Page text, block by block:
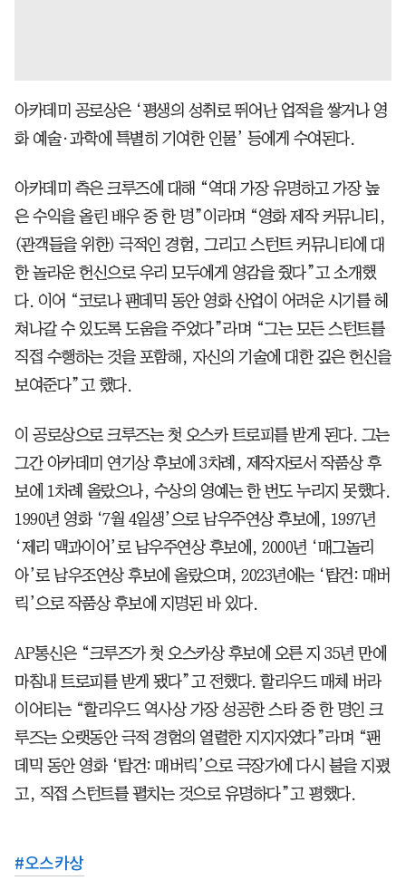
아카데미 공로상은 ‘평생의 성취로 뛰어난 업적을 쌓거나 영
화 예술·과학에 특별히 기여한 인물’ 등에게 수여된다.
아카데미 측은 크루즈에 대해 “역대 가장 유명하고 가장 높
은 수익을 올린 배우 중 한 명”이라며 “영화 제작 커뮤니티,
(관객들을 위한) 극적인 경험, 그리고 스턴트 커뮤니티에 대
한 놀라운 헌신으로 우리 모두에게 영감을 줬다”고 소개했
다. 이어 “코로나 팬데믹 동안 영화 산업이 어려운 시기를 헤
쳐나갈 수 있도록 도움을 주었다”라며 “그는 모든 스턴트를
직접 수행하는 것을 포함해, 자신의 기술에 대한 깊은 헌신을
보여준다”고 했다.
이 공로상으로 크루즈는 첫 오스카 트로피를 받게 된다. 그는
그간 아카데미 연기상 후보에 3차례, 제작자로서 작품상 후
보에 1차례 올랐으나, 수상의 영예는 한 번도 누리지 못했다.
1990년 영화 ‘7월 4일생’으로 남우주연상 후보에, 1997년
‘제리 맥과이어’로 남우주연상 후보에, 2000년 ‘매그놀리
아’로 남우조연상 후보에 올랐으며, 2023년에는 ‘탑건: 매버
릭’으로 작품상 후보에 지명된 바 있다.
AP통신은 “크루즈가 첫 오스카상 후보에 오른 지 35년 만에
마침내 트로피를 받게 됐다”고 전했다. 할리우드 매체 버라
이어티는 “할리우드 역사상 가장 성공한 스타 중 한 명인 크
루즈는 오랫동안 극적 경험의 열렬한 지지자였다”라며 “팬
데믹 동안 영화 ‘탑건: 매버릭’으로 극장가에 다시 불을 지폈
고, 직접 스턴트를 펼치는 것으로 유명하다”고 평했다.
#오스카상